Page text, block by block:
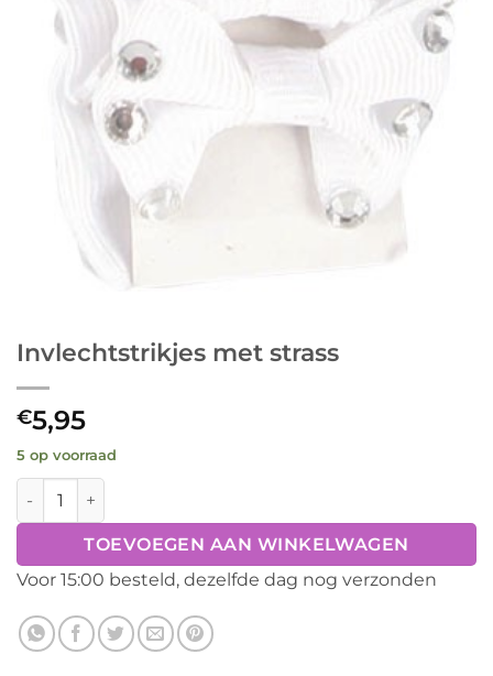
Invlechtstrikjes met strass
€5,95
5 op voorraad
Invlechtstrikjes met strass aantal
TOEVOEGEN AAN WINKELWAGEN
Voor 15:00 besteld, dezelfde dag nog verzonden